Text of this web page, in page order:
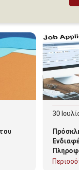
30